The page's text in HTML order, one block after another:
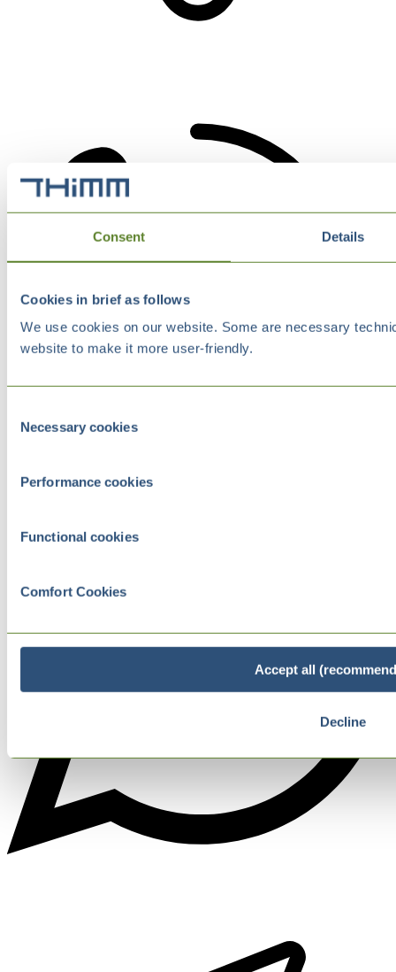
Consent Details
Cookies in brief as follows
We use cookies on our website. Some are necessary
website to make it more user-friendly.
Selection
Necessary cookies
Performance cookies
Functional cookies
Comfort Cookies
Accept all
Decline